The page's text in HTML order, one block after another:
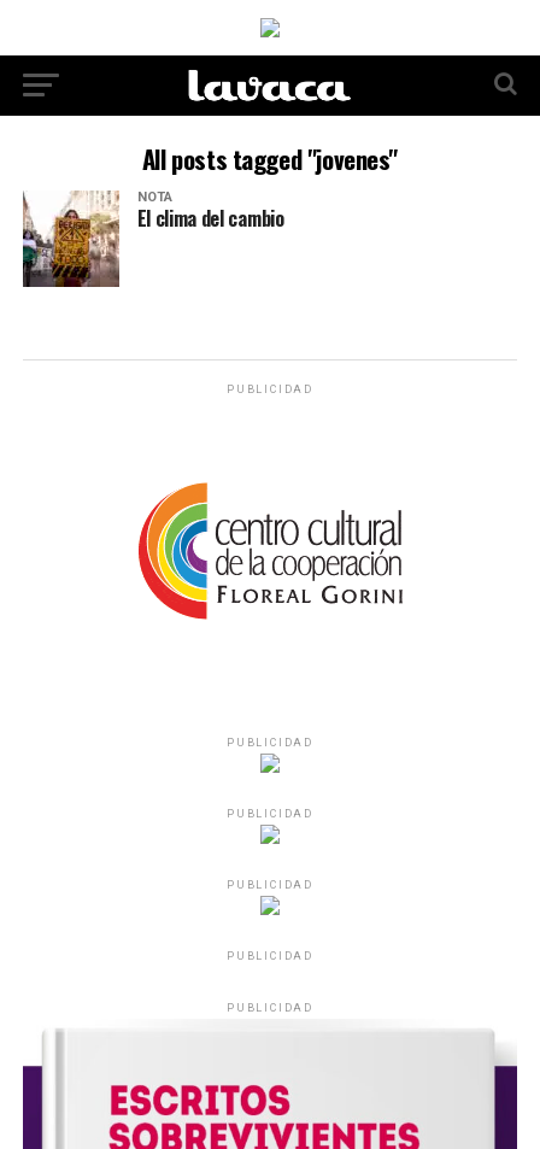
All posts tagged "jovenes"
NOTA
El clima del cambio
PUBLICIDAD
PUBLICIDAD
PUBLICIDAD
PUBLICIDAD
PUBLICIDAD
PUBLICIDAD